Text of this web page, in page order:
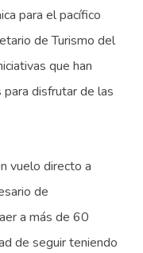
para el pacífico
de Turismo del
que han
disfrutar de las
vuelo directo a
de
a más de 60
de seguir teniendo